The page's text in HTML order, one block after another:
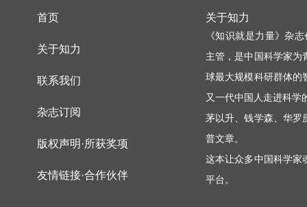
首页
关于知力
联系我们
杂志订阅
版权声明·所获奖项
友情链接·合作伙伴
关于知力
《知识就是力量》杂
主管，是中国科学家为
球最大规模科研群体的
又一代中国人走进科学
茅以升、钱学森、华罗
普文章。
这本让众多中国科学家
平台。